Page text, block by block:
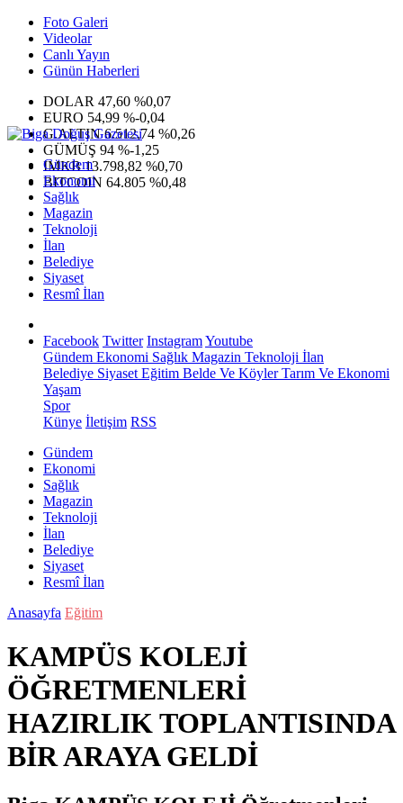
Foto Galeri
Videolar
Canlı Yayın
Günün Haberleri
DOLAR 47,60 %0,07
EURO 54,99 %-0,04
G.ALTIN6.512,74 %0,26
GÜMÜŞ 94 %-1,25
IMKB13.798,82 %0,70
BITCOIN 64.805 %0,48
Gündem
Ekonomi
Sağlık
Magazin
Teknoloji
İlan
Belediye
Siyaset
Resmî İlan
Facebook Twitter InstagramYoutube
Gündem Ekonomi Sağlık Magazin Teknoloji İlan
Belediye Siyaset Eğitim Belde Ve KöylerTarım Ve Ekonomi
Yaşam
Spor
Künye İletişim RSS
Gündem
Ekonomi
Sağlık
Magazin
Teknoloji
İlan
Belediye
Siyaset
Resmî İlan
Anasayfa Eğitim
KAMPÜS KOLEJİ
ÖĞRETMENLERİ
HAZIRLIK TOPLANTISINDA
BİR ARAYA GELDİ